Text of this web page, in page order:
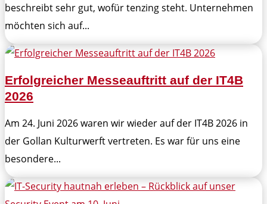
beschreibt sehr gut, wofür tenzing steht. Unternehmen
möchten sich auf...
Erfolgreicher Messeauftritt auf der IT4B
2026
Am 24. Juni 2026 waren wir wieder auf der IT4B 2026 in
der Gollan Kulturwerft vertreten. Es war für uns eine
besondere...